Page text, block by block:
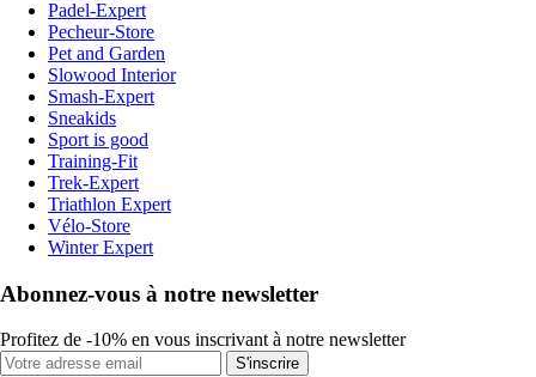
Padel-Expert
Pecheur-Store
Pet and Garden
Slowood Interior
Smash-Expert
Sneakids
Sport is good
Training-Fit
Trek-Expert
Triathlon Expert
Vélo-Store
Winter Expert
Abonnez-vous à notre newsletter
Profitez de -10% en vous inscrivant à notre newsletter
S'inscrire